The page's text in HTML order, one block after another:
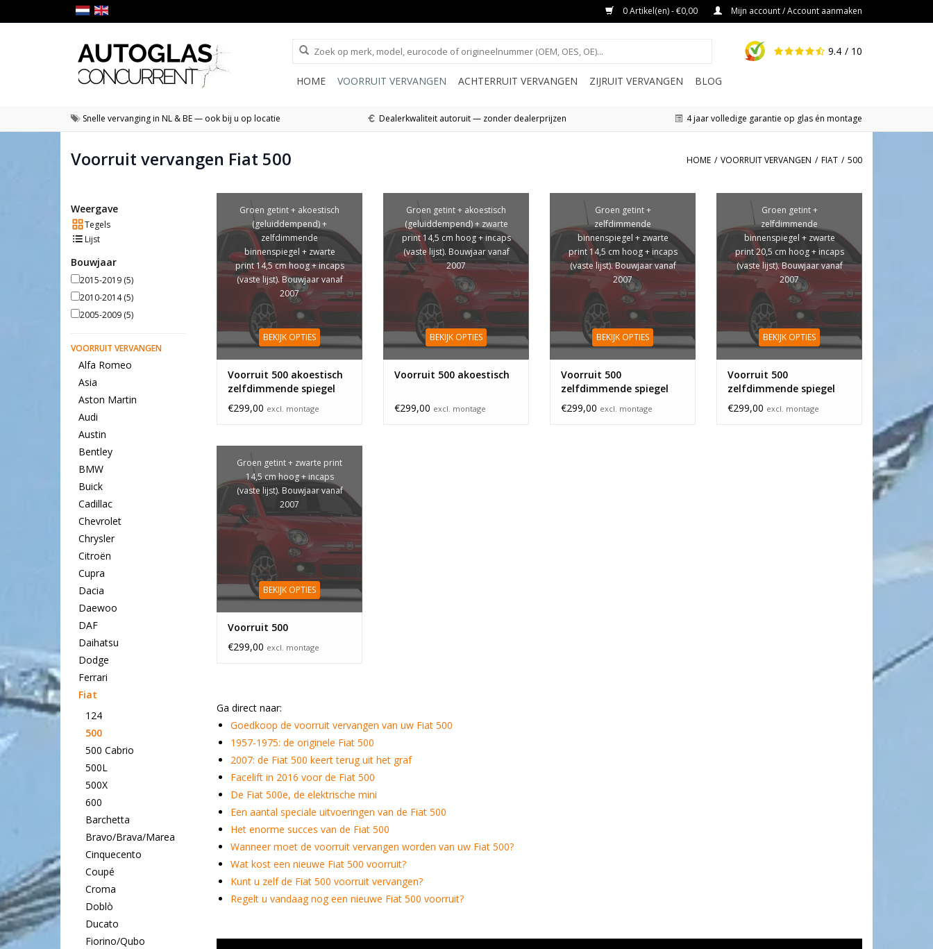
0 Artikel(en) - €0,00 Mijn account / Account aanmaken
9.4 / 10
HOME VOORRUIT VERVANGEN ACHTERRUIT VERVANGEN ZIJRUIT VERVANGEN BLOG
Snelle vervanging in NL & BE — ook bij u op locatie Dealerkwaliteit autoruit — zonder dealerprijzen 4 jaar volledige garantie op glas én montage
Voorruit vervangen Fiat 500 HOME / VOORRUIT VERVANGEN / FIAT / 500
Weergave
Tegels
Lijst
Bouwjaar
2015-2019 (5)
2010-2014(5)
2005-2009 (5)
VOORRUIT VERVANGEN
Alfa Romeo
Asia
Aston Martin
Audi
Austin
Bentley
BMW
Buick
Cadillac
Chevrolet
Chrysler
Citroën
Cupra
Dacia
Daewoo
DAF
Daihatsu
Dodge
Ferrari
Fiat
124
500
500 Cabrio
500L
500X
600
Barchetta
Bravo/Brava/Marea
Cinquecento
Coupé
Croma
Doblò
Ducato
Fiorino/Qubo
Groen getint + akoestisch
(geluiddempend) +
zelfdimmende
binnenspiegel + zwarte
print 14,5 cm hoog + incaps
(vaste lijst). Bouwjaar vanaf
2007
BEKIJK OPTIES
Voorruit 500 akoestisch
zelfdimmende spiegel
€299,00 excl. montage
Groen getint + akoestisch
(geluiddempend) + zwarte
print 14,5 cm hoog + incaps
(vaste lijst). Bouwjaar vanaf
2007
BEKIJK OPTIES
Voorruit 500 akoestisch
€299,00 excl. montage
Groen getint +
zelfdimmende
binnenspiegel + zwarte
print 14,5 cm hoog + incaps
(vaste lijst). Bouwjaar vanaf
2007
BEKIJK OPTIES
Voorruit 500
zelfdimmende spiegel
wijziging
€299,00 excl. montage
Groen getint +
zelfdimmende
binnenspiegel + zwarte
print 20,5 cm hoog + incaps
(vaste lijst). Bouwjaar vanaf
2007
BEKIJK OPTIES
Voorruit 500
zelfdimmende spiegel
€299,00 excl. montage
Groen getint + zwarte print
14,5 cm hoog + incaps
(vaste lijst). Bouwjaar vanaf
2007
BEKIJK OPTIES
Voorruit 500
€299,00 excl. montage
Ga direct naar:
Goedkoop de voorruit vervangen van uw Fiat 500
1957-1975: de originele Fiat 500
2007: de Fiat 500 keert terug uit het graf
Facelift in 2016 voor de Fiat 500
De Fiat 500e, de elektrische mini
Een aantal speciale uitvoeringen van de Fiat 500
Het enorme succes van de Fiat 500
Wanneer moet de voorruit vervangen worden van uw Fiat 500?
Wat kost een nieuwe Fiat 500 voorruit?
Kunt u zelf de Fiat 500 voorruit vervangen?
Regelt u vandaag nog een nieuwe Fiat 500 voorruit?